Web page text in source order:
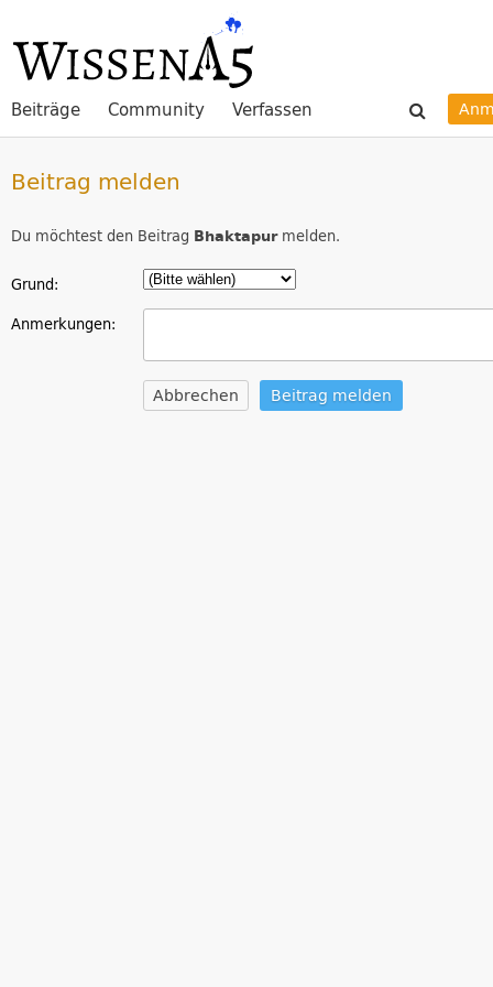
Beiträge Community Verfassen
Beitrag melden
Du möchtest den Beitrag Bhaktapurmelden.
Grund:
Anmerkungen:
Abbrechen